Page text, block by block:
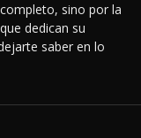
sino por la
dedican su
saber en lo